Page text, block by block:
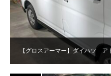
【グロスアーマー】ダイハツ